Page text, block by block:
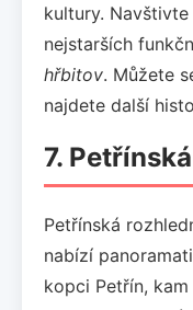
kultury. Navštivte
nejstarších
hřbitov. Můžete
najdete další
7.
Petřínská
nabízí
kopci Petřín,